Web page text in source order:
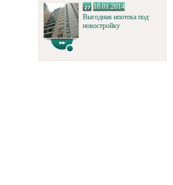
18.01.2014
Выгодная ипотека под
новостройку